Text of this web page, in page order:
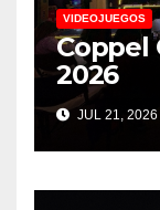
VIDEOJUEGOS
Coppel
2026
JUL 21, 2026